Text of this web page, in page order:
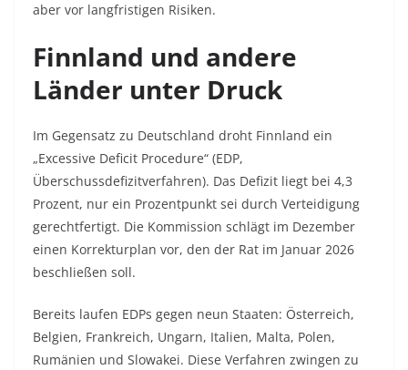
aber vor langfristigen Risiken.​
Finnland und andere
Länder unter Druck
Im Gegensatz zu Deutschland droht Finnland ein
„Excessive Deficit Procedure“ (EDP,
Überschussdefizitverfahren). Das Defizit liegt bei 4,3
Prozent, nur ein Prozentpunkt sei durch Verteidigung
gerechtfertigt. Die Kommission schlägt im Dezember
einen Korrekturplan vor, den der Rat im Januar 2026
beschließen soll.​
Bereits laufen EDPs gegen neun Staaten: Österreich,
Belgien, Frankreich, Ungarn, Italien, Malta, Polen,
Rumänien und Slowakei. Diese Verfahren zwingen zu